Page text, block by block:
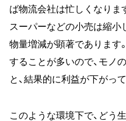
ば物流会社は忙しくなりま
スーパーなどの小売は縮小
物量増減が顕著であります
することが多いので、モノ
と、結果的に利益が下がっ
このような環境下で、どう